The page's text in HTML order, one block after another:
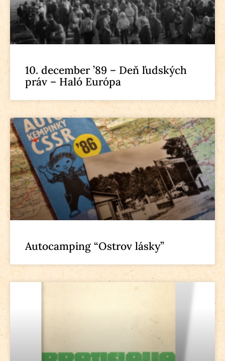
10. december ’89 – Deň ľudských
práv – Haló Európa
Autocamping “Ostrov lásky”